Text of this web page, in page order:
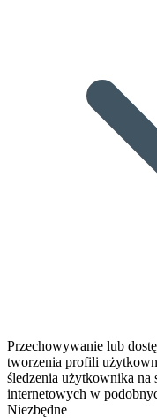
Przechowywanie lub
tworzenia profili
śledzenia użytkownika na
internetowych w
Niezbędne